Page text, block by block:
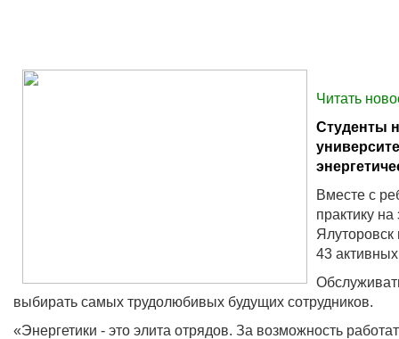
Читать
Студенты
Вместе с
практику
Ялуторовск
43
выбирать самых трудолюбивых будущих сотрудников.
«Энергетики - это элита отрядов. За возможность